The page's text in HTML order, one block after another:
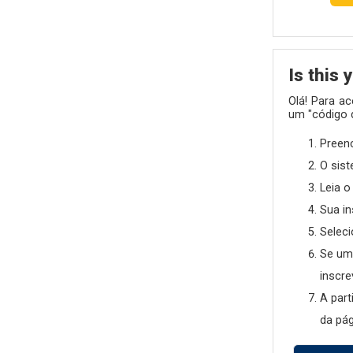
Is this
Olá! Para
um "código
O
Leia
Sua
Se
A
da